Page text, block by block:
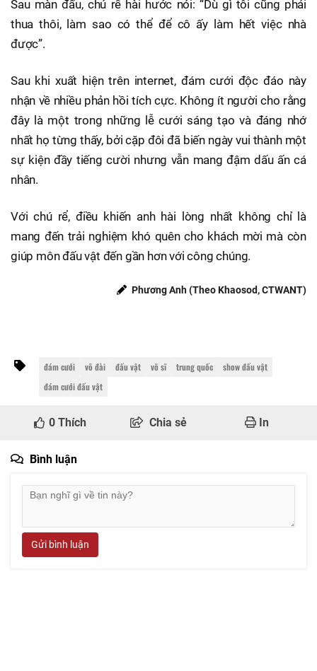
Sau màn đấu, chú rể hài hước nói: “Dù gì tôi cũng phải
thua thôi, làm sao có thể để cô ấy làm hết việc nhà
được”.
Sau khi xuất hiện trên internet, đám cưới độc đáo này
nhận về nhiều phản hồi tích cực. Không ít người cho rằng
đây là một trong những lễ cưới sáng tạo và đáng nhớ
nhất họ từng thấy, bởi cặp đôi đã biến ngày vui thành một
sự kiện đầy tiếng cười nhưng vẫn mang đậm dấu ấn cá
nhân.
Với chú rể, điều khiến anh hài lòng nhất không chỉ là
mang đến trải nghiệm khó quên cho khách mời mà còn
giúp môn đấu vật đến gần hơn với công chúng.
Phương Anh (Theo Khaosod, CTWANT)
đám cưới võ đài đấu vật võ sĩ trung quốc
show đấu vật
đám cưới đấu vật
0 Thích Chia sẻ In
Bình luận
Gửi bình luận